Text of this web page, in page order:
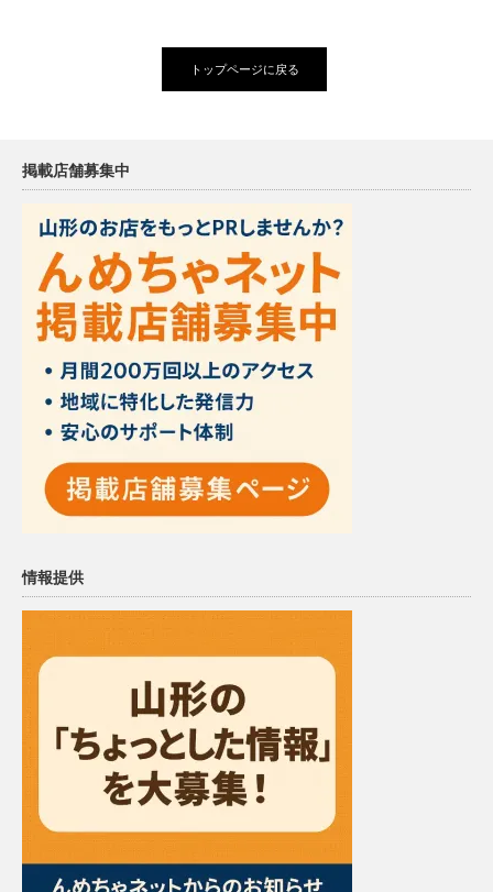
トップページに戻る
掲載店舗募集中
情報提供